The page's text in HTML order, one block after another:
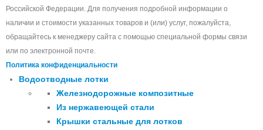
Российской Федерации. Для получения подробной информации о
наличии и стоимости указанных товаров и (или) услуг, пожалуйста,
обращайтесь к менеджеру сайта с помощью специальной формы связи
или по электронной почте.
Политика конфиденциальности
Водоотводные лотки
Железнодорожные композитные
Из нержавеющей стали
Крышки стальные для лотков